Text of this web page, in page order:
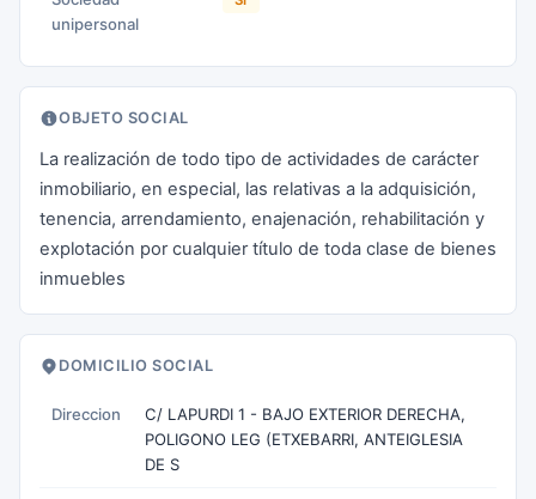
unipersonal
OBJETO SOCIAL
La realización de todo tipo de actividades de carácter
inmobiliario, en especial, las relativas a la adquisición,
tenencia, arrendamiento, enajenación, rehabilitación y
explotación por cualquier título de toda clase de bienes
inmuebles
DOMICILIO SOCIAL
Direccion
C/ LAPURDI 1 - BAJO EXTERIOR DERECHA,
POLIGONO LEG (ETXEBARRI, ANTEIGLESIA
DE S